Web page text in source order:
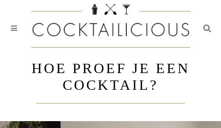
HOE PROEF JE EEN
COCKTAIL?